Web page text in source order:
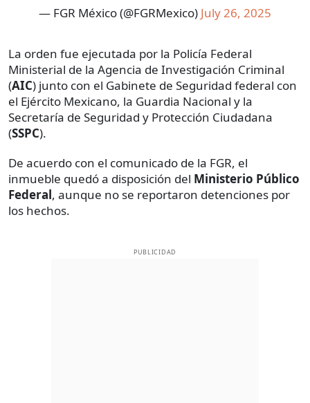
— FGR México (@FGRMexico) July 26, 2025
La orden fue ejecutada por la Policía Federal
Ministerial de la Agencia de Investigación Criminal
(AIC) junto con el Gabinete de Seguridad federal con
el Ejército Mexicano, la Guardia Nacional y la
Secretaría de Seguridad y Protección Ciudadana
(SSPC).
De acuerdo con el comunicado de la FGR, el
inmueble quedó a disposición del Ministerio Público
Federal, aunque no se reportaron detenciones por
los hechos.
PUBLICIDAD